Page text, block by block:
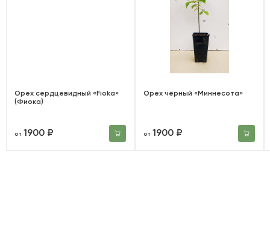
Орех сердцевидный «Fioka»
(Фиока)
от 1900 ₽
Орех чёрный «Миннесота»
от 1900 ₽